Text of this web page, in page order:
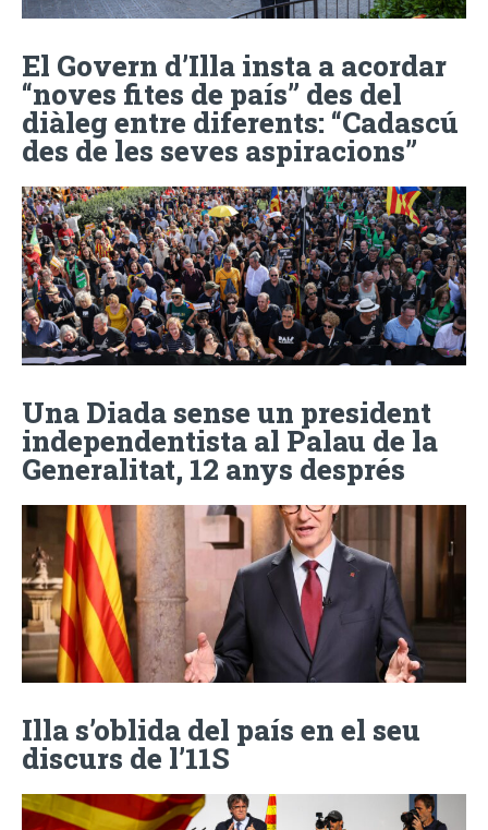
El Govern d’Illa insta a acordar
“noves fites de país” des del
diàleg entre diferents: “Cadascú
des de les seves aspiracions”
Una Diada sense un president
independentista al Palau de la
Generalitat, 12 anys després
Illa s’oblida del país en el seu
discurs de l’11S